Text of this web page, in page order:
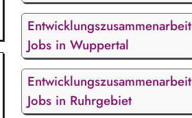
Entwicklungszusammenarbeit
Jobs in Wuppertal
Entwicklungszusammenarbeit
Jobs in Ruhrgebiet